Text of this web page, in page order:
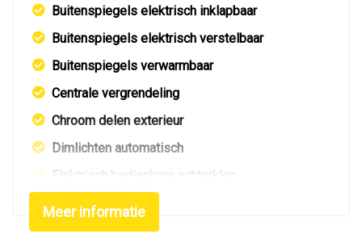
Buitenspiegels elektrisch inklapbaar
Buitenspiegels elektrisch verstelbaar
Buitenspiegels verwarmbaar
Centrale vergrendeling
Chroom delen exterieur
Dimlichten automatisch
Elektrisch bedienbare achterklep
Elektrisch glazen panorama-dak
Extra getint glas achter
Meer informatie